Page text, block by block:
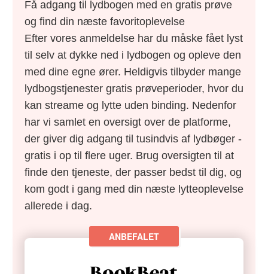
Få adgang til lydbogen med en gratis prøve
og find din næste favoritoplevelse
Efter vores anmeldelse har du måske fået lyst
til selv at dykke ned i lydbogen og opleve den
med dine egne ører. Heldigvis tilbyder mange
lydbogstjenester gratis prøveperioder, hvor du
kan streame og lytte uden binding. Nedenfor
har vi samlet en oversigt over de platforme,
der giver dig adgang til tusindvis af lydbøger -
gratis i op til flere uger. Brug oversigten til at
finde den tjeneste, der passer bedst til dig, og
kom godt i gang med din næste lytteoplevelse
allerede i dag.